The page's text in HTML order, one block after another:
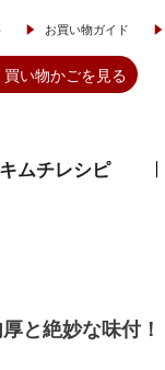
お買い物ガイド
買い物かごを見る
キムチレシピ
と絶妙な味付！